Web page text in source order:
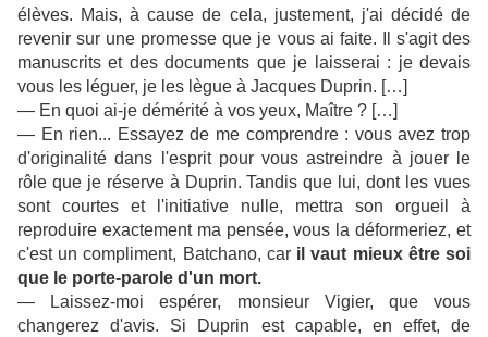
élèves. Mais, à cause de cela, justement, j'ai décidé de
revenir sur une promesse que je vous ai faite. Il s'agit des
manuscrits et des documents que je laisserai : je devais
vous les léguer, je les lègue à Jacques Duprin. […]
— En quoi ai-je démérité à vos yeux, Maître ? […]
— En rien... Essayez de me comprendre : vous avez trop
d'originalité dans l'esprit pour vous astreindre à jouer le
rôle que je réserve à Duprin. Tandis que lui, dont les vues
sont courtes et l'initiative nulle, mettra son orgueil à
reproduire exactement ma pensée, vous la déformeriez, et
c'est un compliment, Batchano, car il vaut mieux être soi
que le porte-parole d'un mort.
— Laissez-moi espérer, monsieur Vigier, que vous
changerez d'avis. Si Duprin est capable, en effet, de